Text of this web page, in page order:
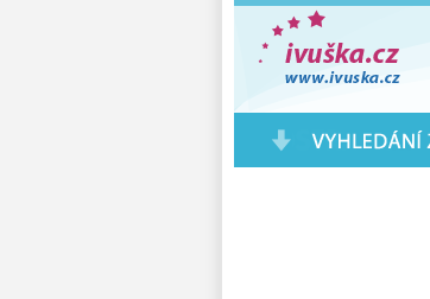
Pobytové Zájezdy a Eurovíkendy